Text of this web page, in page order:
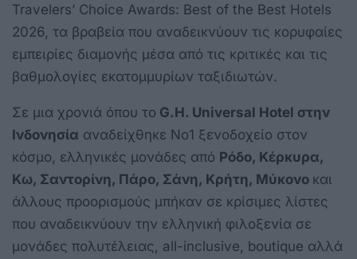
Travelers’ Choice Awards: Best of the Best Hotels
2026, τα βραβεία που αναδεικνύουν τις κορυφαίες
εμπειρίες διαμονής μέσα από τις κριτικές και τις
βαθμολογίες εκατομμυρίων ταξιδιωτών.
Σε μια χρονιά όπου το G.H. Universal Hotel στην
Ινδονησία αναδείχθηκε Νο1 ξενοδοχείο στον
κόσμο, ελληνικές μονάδες από Ρόδο, Κέρκυρα,
Κω, Σαντορίνη, Πάρο, Σάνη, Κρήτη, Μύκονο και
άλλους προορισμούς μπήκαν σε κρίσιμες λίστες
που αναδεικνύουν την ελληνική φιλοξενία σε
μονάδες πολυτέλειας, all-inclusive, boutique αλλά